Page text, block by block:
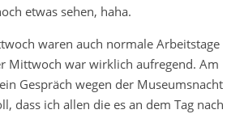
etwas sehen, haha.
waren auch normale Arbeitstage
Mittwoch war wirklich aufregend. Am
Gespräch wegen der Museumsnacht
dass ich allen die es an dem Tag nach